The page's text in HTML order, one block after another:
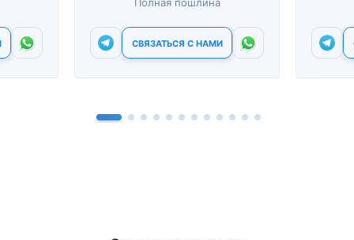
СВЯЗАТЬСЯ С НАМИ